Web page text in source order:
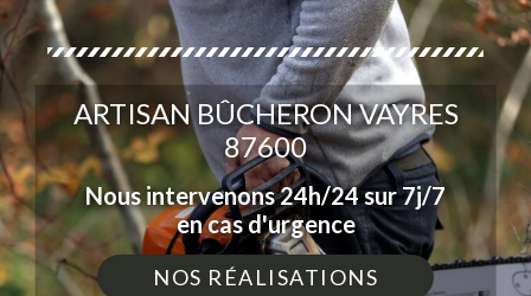
ARTISAN BÛCHERON VAYRES
87600
Nous intervenons 24h/24 sur 7j/7
en cas d'urgence
NOS RÉALISATIONS